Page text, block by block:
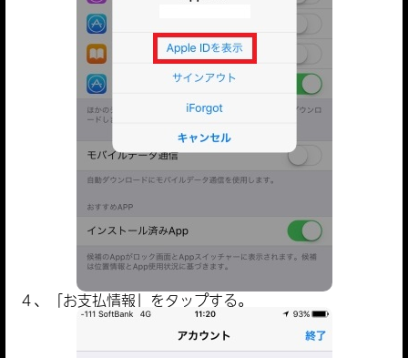
４、「お支払情報」をタップする。